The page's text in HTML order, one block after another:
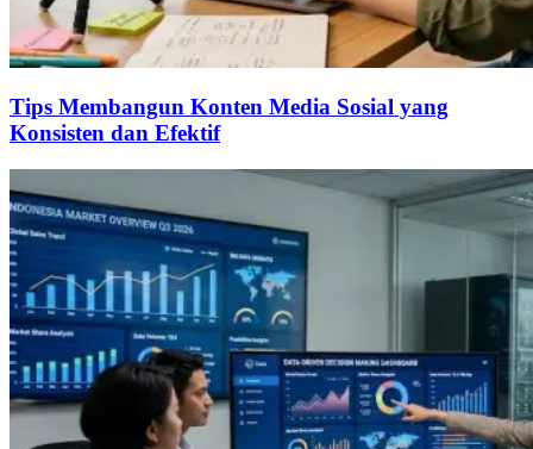
Tips Membangun Konten Media Sosial yang
Konsisten dan Efektif